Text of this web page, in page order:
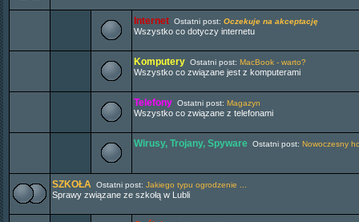
Internet Ostatni post: Oczekuje na akceptację
Wszystko co dotyczy internetu
Komputery Ostatni post: MacBook - warto?
Wszystko co związane jest z komputerami
Telefony Ostatni post: Magazyn
Wszystko co związane z telefonami
Wirusy, Trojany, Spyware Ostatni post: Nowoczesny
SZKOŁA Ostatni post: Jakiego typu ogrodzenie ...
Sprawy związane ze szkołą w Lubli